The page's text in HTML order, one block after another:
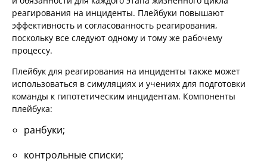
реагирования на инциденты. Плейбуки повышают
эффективность и согласованность реагирования,
поскольку все следуют одному и тому же рабочему
процессу.
Плейбук для реагирования на инциденты также может
использоваться в симуляциях и учениях для подготовки
команды к гипотетическим инцидентам. Компоненты
плейбука:
ранбуки;
контрольные списки;